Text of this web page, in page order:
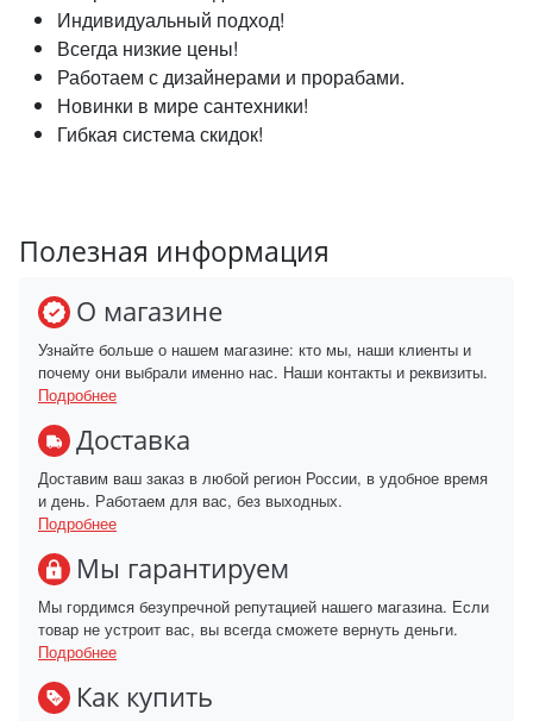
Индивидуальный подход!
Всегда низкие цены!
Работаем с дизайнерами и прорабами.
Новинки в мире сантехники!
Гибкая система скидок!
Полезная информация
О магазине
Узнайте больше о нашем магазине: кто мы, наши клиенты и
почему они выбрали именно нас. Наши контакты и реквизиты.
Подробнее
Доставка
Доставим ваш заказ в любой регион России, в удобное время
и день. Работаем для вас, без выходных.
Подробнее
Мы гарантируем
Мы гордимся безупречной репутацией нашего магазина. Если
товар не устроит вас, вы всегда сможете вернуть деньги.
Подробнее
Как купить